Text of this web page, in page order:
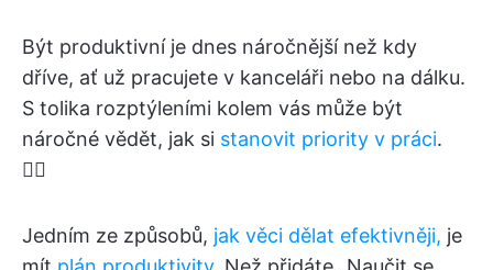
Být produktivní je dnes náročnější než kdy
dříve, ať už pracujete v kanceláři nebo na dálku.
S tolika rozptýleními kolem vás může být
náročné vědět, jak si stanovit priority v práci.
😵‍💫
Jedním ze způsobů, jak věci dělat efektivněji, je